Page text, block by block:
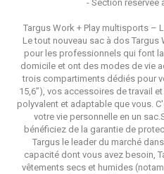
- Section réservée
Targus Work + Play multisports –
Le tout nouveau sac à dos Targus
pour les professionnels qui font
domicile et ont des modes de vie
trois compartiments dédiés pour
15,6”), vos accessoires de travail
polyvalent et adaptable que vous.
votre vie personnelle en un
bénéficiez de la garantie de
Targus le leader du marché
capacité dont vous avez besoin,
vêtements secs et humides